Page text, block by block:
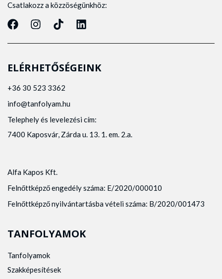
Csatlakozz a közzöségünkhöz:
ELÉRHETŐSÉGEINK
+36 30 523 3362
info@tanfolyam.hu
Telephely és levelezési cím:
7400 Kaposvár, Zárda u. 13. 1. em. 2.a.
Alfa Kapos Kft.
Felnőttképző engedély száma: E/2020/000010
Felnőttképző nyilvántartásba vételi száma: B/2020/001473
TANFOLYAMOK
Tanfolyamok
Szakképesítések